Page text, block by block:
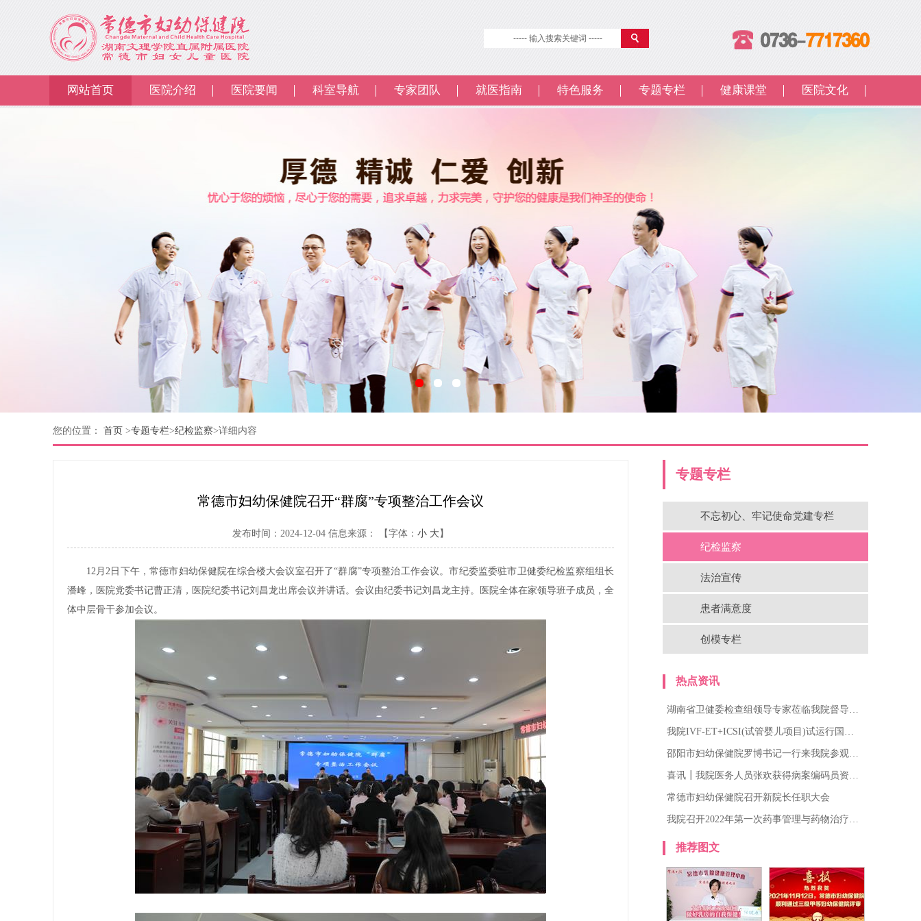
网站首页 医院介绍 医院要闻 科室导航 专家团队 就医指南 特色服务 专题专栏 健康课堂 医院文化
您的位置： 首页 >专题专栏>纪检监察>详细内容
常德市妇幼保健院召开“群腐”专项整治工作会议
发布时间：2024-12-04 信息来源： 【字体： 小 大】
12月2日下午，常德市妇幼保健院在综合楼大会议室召开了“群腐”专项整治工作会议。市纪委监委驻市卫健委纪检监察组组长
潘峰，医院党委书记曹正清，医院纪委书记刘昌龙出席会议并讲话。会议由纪委书记刘昌龙主持。医院全体在家领导班子成员，全
体中层骨干参加会议。
专题专栏
不忘初心、牢记使命党建专栏
纪检监察
法治宣传
患者满意度
创模专栏
热点资讯
湖南省卫健委检查组领导专家莅临我院督导…
我院IVF-ET+ICSI(试管婴儿项目)试运行国…
邵阳市妇幼保健院罗博书记一行来我院参观…
喜讯┃我院医务人员张欢获得病案编码员资…
常德市妇幼保健院召开新院长任职大会
我院召开2022年第一次药事管理与药物治疗…
推荐图文